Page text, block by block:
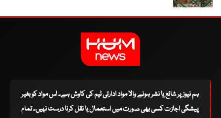
ہم نیوز پر شائع یا نشر ہونے والا مواد ادارتی ٹیم کی کاوش ہے۔ اس مواد کو بغیر
پیشگی اجازت کسی بھی صورت میں استعمال یا نقل کرنا درست نہیں۔ تمام